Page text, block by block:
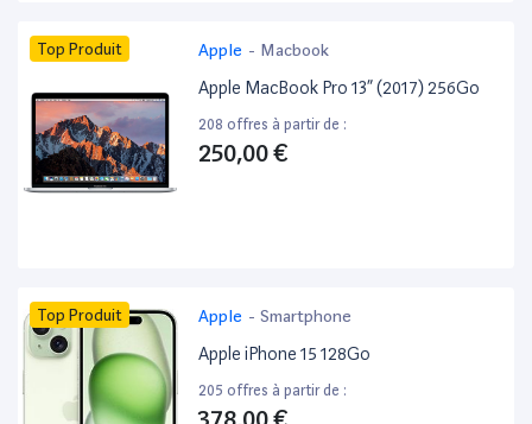
Top Produit Apple - Macbook
Apple MacBook Pro 13” (2017) 256Go
208 offres à partir de :
250,00 €
Top Produit Apple - Smartphone
Apple iPhone 15 128Go
205 offres à partir de :